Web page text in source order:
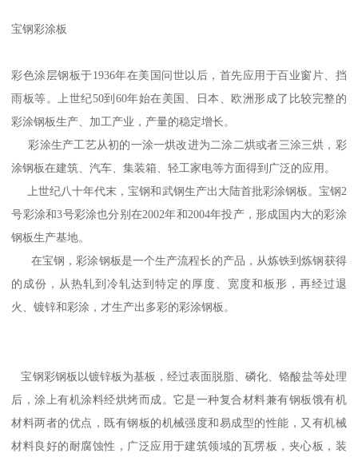
宝钢彩涂板
彩色涂层钢板于1936年在美国问世以后，首先应用于百业窗片、挡
雨板等。上世纪50到60年始在美国、日本、欧洲形成了比较完整的
彩涂钢板生产、加工产业，产量的稳定增长。
彩涂生产工艺从初的一涂一烘改进为二涂二烘或者三涂三烘，彩
涂钢板在建筑、汽车、集装箱、轻工家电等方面得到广泛的应用。
上世纪八十年代末，宝钢和武钢生产出大陆首批彩涂钢板。宝钢2
号彩涂和3号彩涂也分别在2002年和2004年投产，形成国内大的彩涂
钢板生产基地。
在宝钢，彩涂钢板是一个生产流程长的产品，从炼铁到炼钢获得
的成份，从热轧到冷轧达到特定的厚度、宽度和板形，再经过退
火、镀锌和彩涂，才生产出多彩的彩涂钢板。
宝钢彩钢板以镀锌板为基板，经过表面脱脂、磷化、铬酸盐等处理
后，涂上有机涂料经烘烤而成。它是一种复合材料兼有钢板饿有机
材料两者的优点，既有钢板的机械强度和易成型的性能，又有机械
材料良好的耐腐蚀性，广泛应用于建筑领域的瓦塄板，夹心板，装